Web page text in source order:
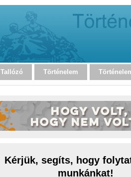
Tallózó Történelem
Kérjük, segíts, hogy
munkánkat!